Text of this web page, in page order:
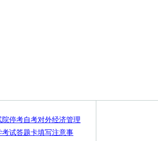
停考自考对外经济管理
考试答题卡填写注意事